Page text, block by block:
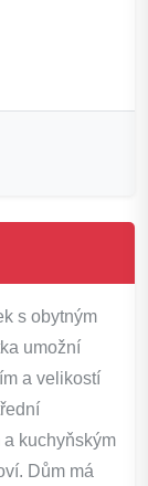
s obytným
umožní
a velikostí
kuchyňským
Dům má